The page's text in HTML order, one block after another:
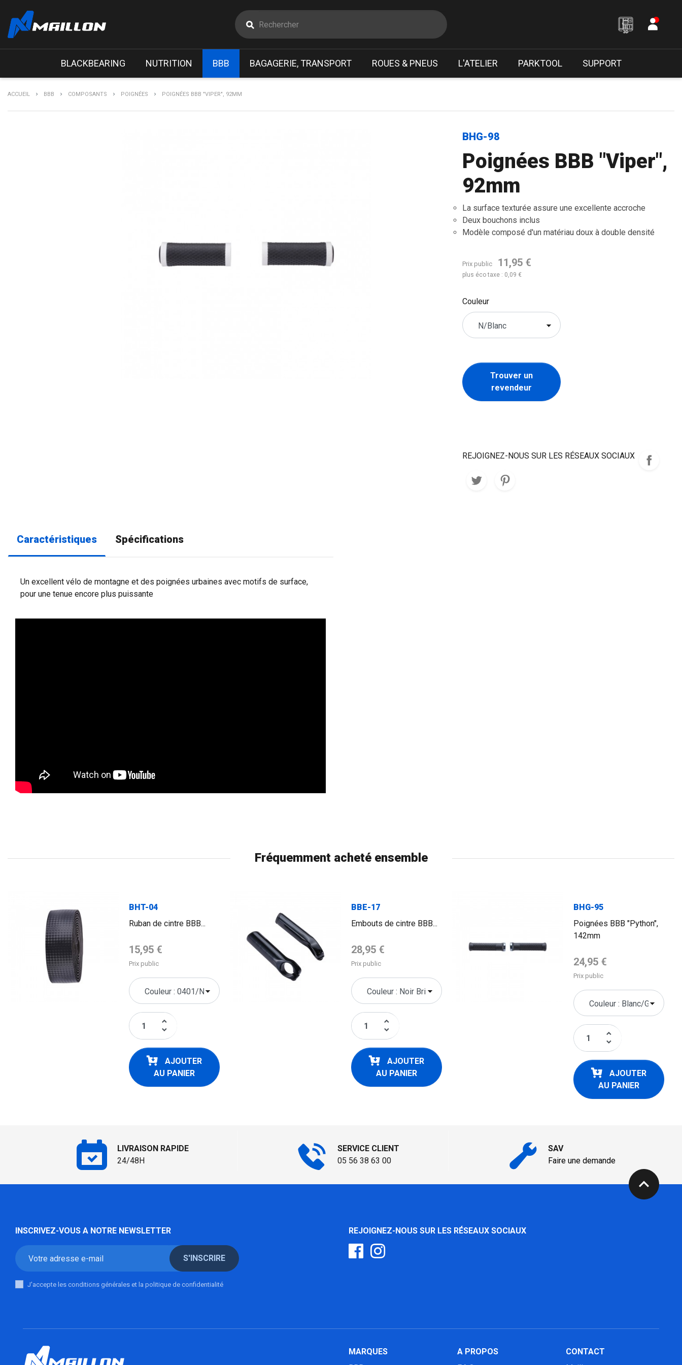
BLACKBEARING NUTRITION BBB BAGAGERIE, TRANSPORT ROUES & PNEUS L'ATELIER PARKTOOL SUPPORT
ACCUEIL BBB COMPOSANTS POIGNÉES POIGNÉES BBB "VIPER", 92MM
BHG-98
Poignées BBB "Viper",
92mm
La surface texturée assure une excellente accroche
Deux bouchons inclus
Modèle composé d'un matériau doux à double densité
Prix public 11,95 €
plus éco taxe : 0,09 €
Couleur
Trouver un
revendeur
REJOIGNEZ-NOUS SUR LES RÉSEAUX SOCIAUX
Caractéristiques Spécifications
Un excellent vélo de montagne et des poignées urbaines avec motifs de surface,
pour une tenue encore plus puissante
Fréquemment acheté ensemble
BHT-04
Ruban de cintre BBB...
Prix de base
15,95 €
Prix public
keyboard_arrow_up
keyboard_arrow_down
AJOUTER
AU PANIER
BBE-17
Embouts de cintre BBB...
Prix de base
28,95 €
Prix public
keyboard_arrow_up
keyboard_arrow_down
AJOUTER
AU PANIER
BHG-95
Poignées BBB "Python",
142mm
Prix de base
24,95 €
Prix public
keyboard_arrow_up
keyboard_arrow_down
AJOUTER
AU PANIER
LIVRAISON RAPIDE
24/48H
SERVICE CLIENT
05 56 38 63 00
SAV
Faire une demande
expand_less
INSCRIVEZ-VOUS A NOTRE NEWSLETTER
S'INSCRIRE
J'accepte les conditions générales et la politique de confidentialité
REJOIGNEZ-NOUS SUR LES RÉSEAUX SOCIAUX
MARQUES
A PROPOS
CONTACT